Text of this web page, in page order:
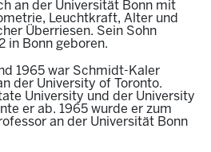
an der Universität Bonn mit
Leuchtkraft, Alter und
Überriesen. Sein Sohn
in Bonn geboren.
1965 war Schmidt-Kaler
der University of Toronto.
University und der University
er ab. 1965 wurde er zum
an der Universität Bonn